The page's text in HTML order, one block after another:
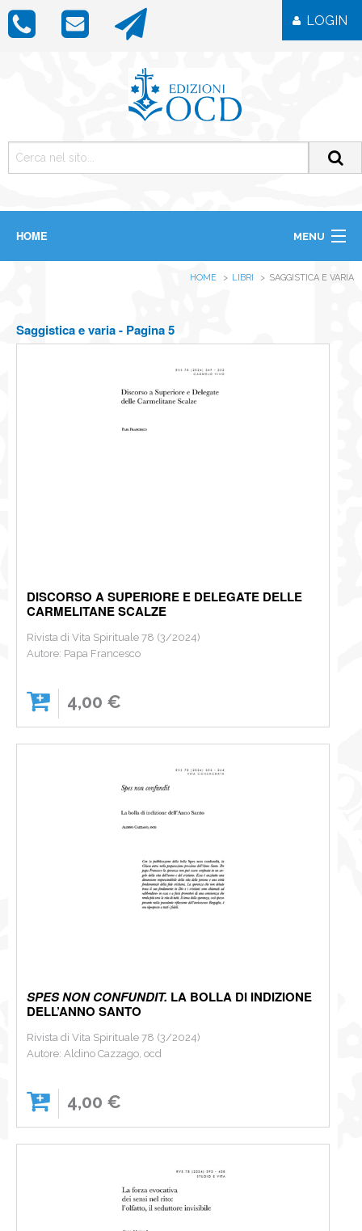
LOGIN
HOME MENU
IMMAGINI
HOME LIBRI SAGGISTICA E VARIA
Saggistica e varia - Pagina 5
DISCORSO A SUPERIORE E DELEGATE DELLE
CARMELITANE SCALZE
Rivista di Vita Spirituale 78 (3/2024)
Autore: Papa Francesco
4,00 €
SPES NON CONFUNDIT. LA BOLLA DI INDIZIONE
DELL’ANNO SANTO
Rivista di Vita Spirituale 78 (3/2024)
Autore: Aldino Cazzago, ocd
4,00 €